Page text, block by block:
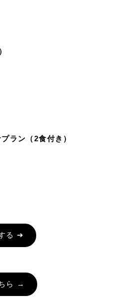
ラン（2食付き）
る ➔
ら →